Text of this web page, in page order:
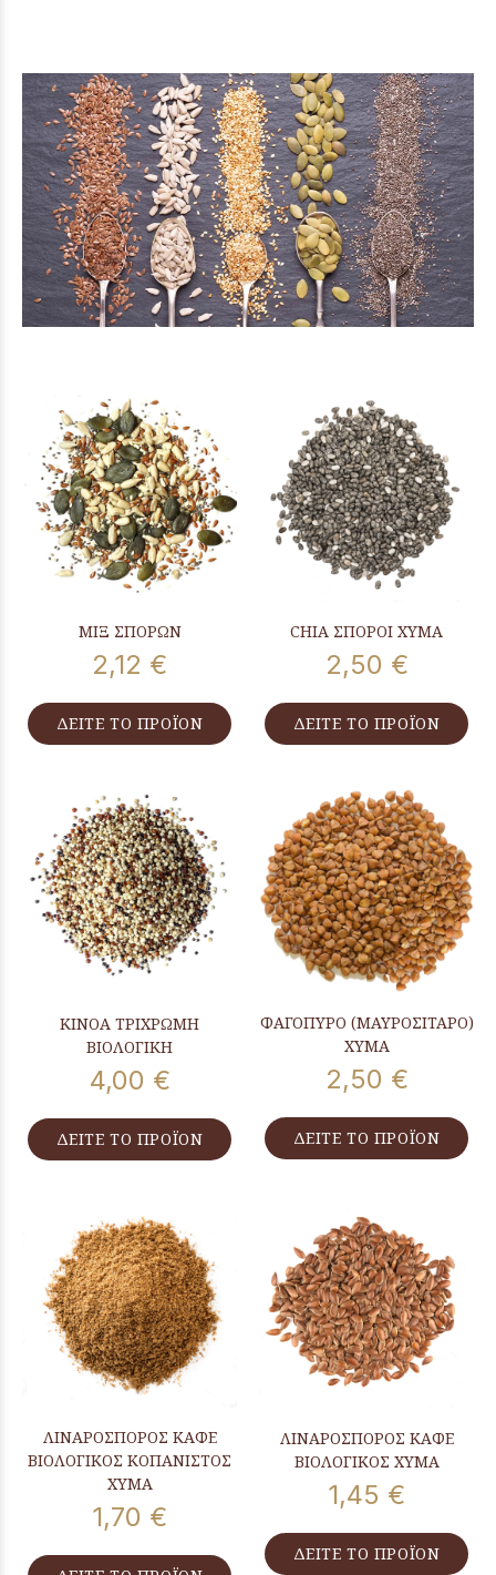
ΜΙΞ ΣΠΟΡΩΝ
2,12 €
ΔΕΙΤΕ ΤΟ ΠΡΟΪΟΝ
CHIA ΣΠΟΡΟΙ ΧΥΜΑ
2,50 €
ΔΕΙΤΕ ΤΟ ΠΡΟΪΟΝ
ΚΙΝΟΑ ΤΡΙΧΡΩΜΗ
ΒΙΟΛΟΓΙΚΗ
4,00 €
ΔΕΙΤΕ ΤΟ ΠΡΟΪΟΝ
ΦΑΓΟΠΥΡΟ (ΜΑΥΡΟΣΙΤΑΡΟ)
ΧΥΜΑ
2,50 €
ΔΕΙΤΕ ΤΟ ΠΡΟΪΟΝ
ΛΙΝΑΡΟΣΠΟΡΟΣ ΚΑΦΕ
ΒΙΟΛΟΓΙΚΟΣ ΚΟΠΑΝΙΣΤΟΣ
ΧΥΜΑ
1,70 €
ΛΙΝΑΡΟΣΠΟΡΟΣ ΚΑΦΕ
ΒΙΟΛΟΓΙΚΟΣ ΧΥΜΑ
1,45 €
ΔΕΙΤΕ ΤΟ ΠΡΟΪΟΝ